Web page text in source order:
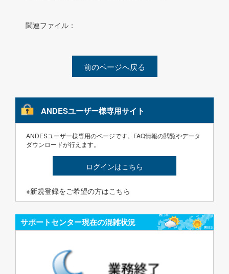
関連ファイル：
前のページへ戻る
ANDESユーザー様専用サイト
ANDESユーザー様専用のページです。FAQ情報の閲覧やデータ
ダウンロードが行えます。
ログインはこちら
※新規登録をご希望の方はこちら
サポートセンター現在の混雑状況